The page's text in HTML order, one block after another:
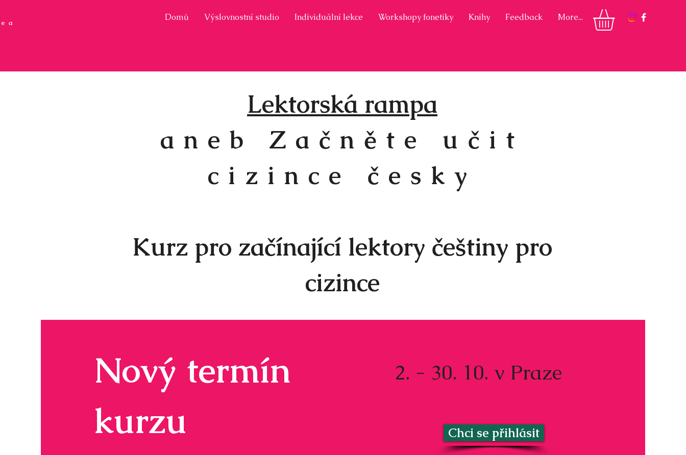
a
Domů Výslovnostní studio Individuální lekce Workshopy fonetiky Knihy Feedback More...
Lektorská rampa
aneb Začněte učit
cizince česky
Kurz pro začínající lektory češtiny pro
cizince
Nový termín
kurzu
2. - 30. 10. v Praze
Chci se přihlásit